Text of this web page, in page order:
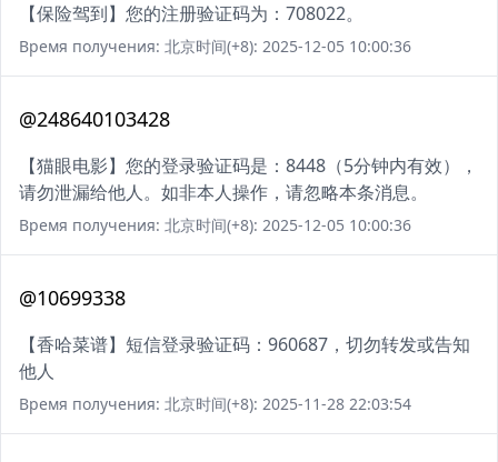
【保险驾到】您的注册验证码为：708022。
Время получения: 北京时间(+8): 2025-12-05 10:00:36
@248640103428
【猫眼电影】您的登录验证码是：8448（5分钟内有效），
请勿泄漏给他人。如非本人操作，请忽略本条消息。
Время получения: 北京时间(+8): 2025-12-05 10:00:36
@10699338
【香哈菜谱】短信登录验证码：960687，切勿转发或告知
他人
Время получения: 北京时间(+8): 2025-11-28 22:03:54